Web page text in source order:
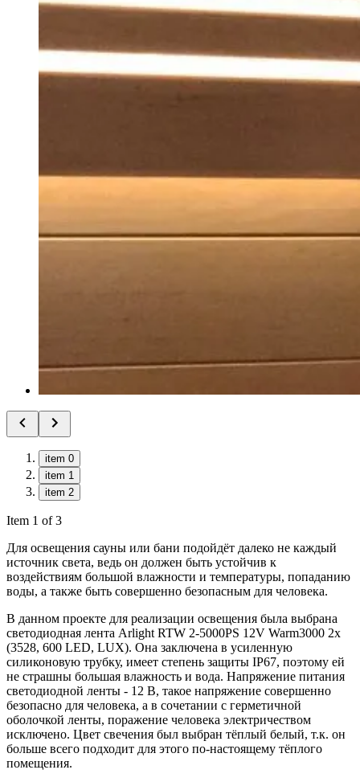
item 0
item 1
item 2
Item 1 of 3
Для освещения сауны или бани подойдёт далеко не каждый
источник света, ведь он должен быть устойчив к
воздействиям большой влажности и температуры, попаданию
воды, а также быть совершенно безопасным для человека.
В данном проекте для реализации освещения была выбрана
светодиодная лента Arlight RTW 2-5000PS 12V Warm3000 2x
(3528, 600 LED, LUX). Она заключена в усиленную
силиконовую трубку, имеет степень защиты IP67, поэтому ей
не страшны большая влажность и вода. Напряжение питания
светодиодной ленты - 12 В, такое напряжение совершенно
безопасно для человека, а в сочетании с герметичной
оболочкой ленты, поражение человека электричеством
исключено. Цвет свечения был выбран тёплый белый, т.к. он
больше всего подходит для этого по-настоящему тёплого
помещения.